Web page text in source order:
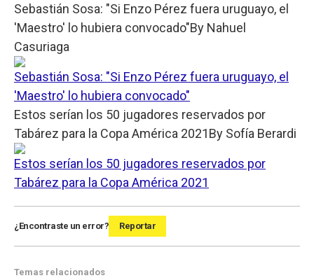
Sebastián Sosa: "Si Enzo Pérez fuera uruguayo, el
'Maestro' lo hubiera convocado"By Nahuel
Casuriaga
Sebastián Sosa: "Si Enzo Pérez fuera uruguayo, el
'Maestro' lo hubiera convocado"
Estos serían los 50 jugadores reservados por
Tabárez para la Copa América 2021By Sofía Berardi
Estos serían los 50 jugadores reservados por
Tabárez para la Copa América 2021
¿Encontraste un error? Reportar
Temas relacionados